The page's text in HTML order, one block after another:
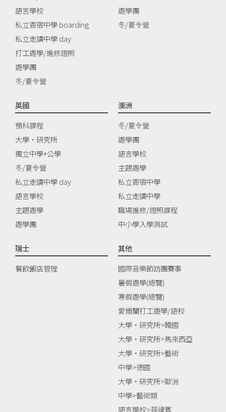
語言學校
私立寄宿中學 boarding
私立走讀中學 day
打工遊學/進修證照
遊學團
冬/夏令營
遊學團
冬/夏令營
英國
預科課程
大學‧研究所
獨立中學+公學
冬/夏令營
私立走讀中學 day
語言學校
主題遊學
遊學團
澳洲
冬/夏令營
遊學團
語言學校
主題遊學
私立寄宿中學
私立走讀中學
職場進修/證照課程
中小學入學測試
瑞士
餐飲飯店管理
其他
國際音樂節訪團賽事
暑假遊學(總覽)
寒假遊學(總覽)
愛爾蘭打工遊學/語校
大學‧研究所>韓國
大學‧研究所>馬來西亞
大學‧研究所>藝術
中學>德國
大學‧研究所>歐洲
中學>藝術類
語言學校>菲律賓